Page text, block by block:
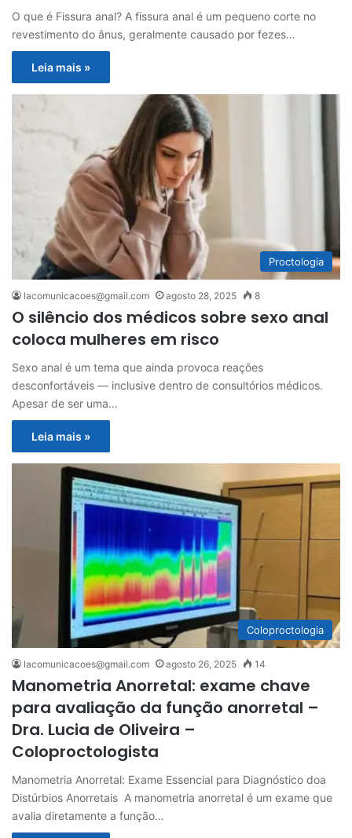
O que é Fissura anal? A fissura anal é um pequeno corte no
revestimento do ânus, geralmente causado por fezes…
Leia mais »
Proctologia
lacomunicacoes@gmail.com agosto 28, 2025 8
O silêncio dos médicos sobre sexo anal
coloca mulheres em risco
Sexo anal é um tema que ainda provoca reações
desconfortáveis — inclusive dentro de consultórios médicos.
Apesar de ser uma…
Leia mais »
Coloproctologia
lacomunicacoes@gmail.com agosto 26, 2025 14
Manometria Anorretal: exame chave
para avaliação da função anorretal –
Dra. Lucia de Oliveira –
Coloproctologista
Manometria Anorretal: Exame Essencial para Diagnóstico doa
Distúrbios Anorretais A manometria anorretal é um exame que
avalia diretamente a função…